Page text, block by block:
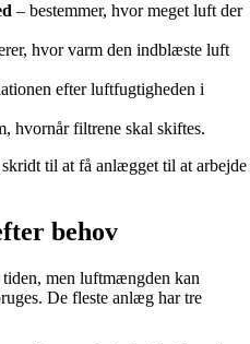
– bestemmer, hvor meget luft der
hvor varm den indblæste luft
efter luftfugtigheden i
hvornår filtrene skal skiftes.
til at få anlægget til at arbejde
behov
men luftmængden kan
De fleste anlæg har tre